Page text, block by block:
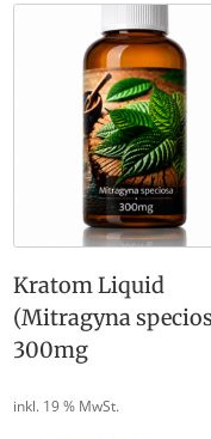
Kratom Liquid
(Mitragyna
300mg
inkl. 19 % MwSt.